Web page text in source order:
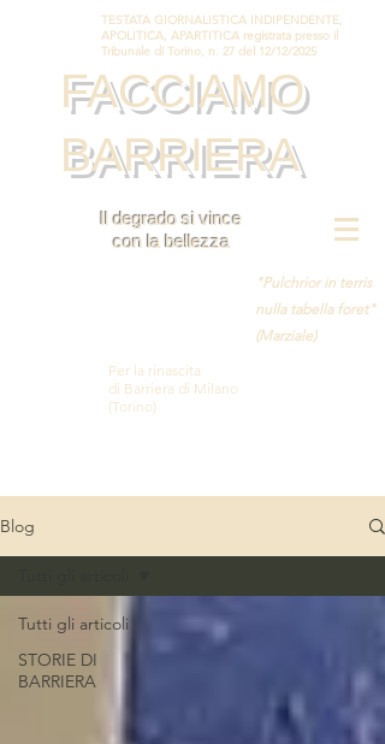
TESTATA GIORNALISTICA INDIPENDENTE,
APOLITICA, APARTITICA registrata presso il
Tribunale di Torino, n. 27 del 12/12/2025
FACCIAMO
BARRIERA
Il degrado si vince
con la bellezza
"Pulchrior in terris
nulla tabella foret"
(Marziale)
Per la rinascita
di Barriera di Milano
(Torino)
Blog
Tutti gli articoli
STORIE DI
BARRIERA